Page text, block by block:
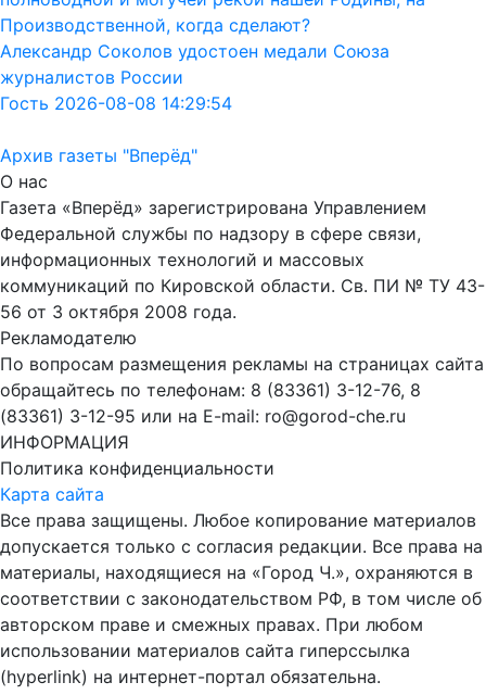
Производственной, когда сделают?
Александр Соколов удостоен медали Союза
журналистов России
Гость 2026-08-08 14:29:54
Архив газеты "Вперёд"
О нас
Газета «Вперёд» зарегистрирована Управлением
Федеральной службы по надзору в сфере связи,
информационных технологий и массовых
коммуникаций по Кировской области. Св. ПИ № ТУ 43-
56 от 3 октября 2008 года.
Рекламодателю
По вопросам размещения рекламы на страницах сайта
обращайтесь по телефонам: 8 (83361) 3-12-76, 8
(83361) 3-12-95 или на E-mail: ro@gorod-che.ru
ИНФОРМАЦИЯ
Политика конфиденциальности
Карта сайта
Все права защищены. Любое копирование материалов
допускается только с согласия редакции. Все права на
материалы, находящиеся на «Город Ч.», охраняются в
соответствии с законодательством РФ, в том числе об
авторском праве и смежных правах. При любом
использовании материалов сайта гиперссылка
(hyperlink) на интернет-портал обязательна.